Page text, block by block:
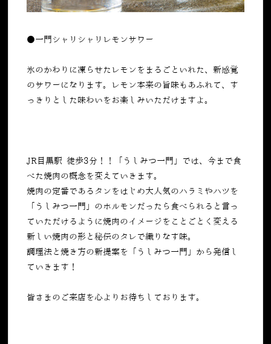
●一門シャリシャリレモンサワー
氷のかわりに凍らせたレモンをまるごといれた、新感覚
のサワーになります。レモン本来の旨味もあふれて、す
っきりとした味わいをお楽しみいただけますよ。
JR目黒駅 徒歩3分！！「うしみつ一門」では、今まで食
べた焼肉の概念を変えていきます。
焼肉の定番であるタンをはじめ大人気のハラミやハツを
「うしみつ一門」のホルモンだったら食べられると言っ
ていただけるように焼肉のイメージをことごとく変える
新しい焼肉の形と秘伝のタレで織りなす味。
調理法と焼き方の新提案を「うしみつ一門」から発信し
ていきます！
皆さまのご来店を心よりお待ちしております。